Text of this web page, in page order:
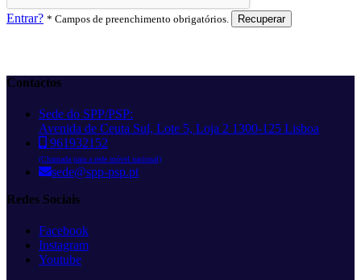
Entrar? * Campos de preenchimento obrigatórios. Recuperar
Contactos
Sede do SPP/PSP:
Avenida de Ceuta Sul, Lote 5, Loja 2 1300-125 Lisboa
961932152
(Chamada para a rede móvel nacional)
sede@spp-psp.pt
Redes Sociais
Facebook
Instagram
Youtube